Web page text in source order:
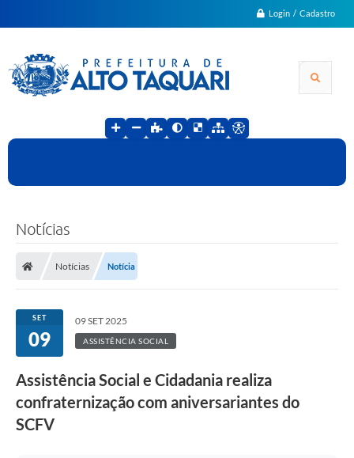
Login / Cadastro
Notícias
Notícias Notícia
SET
09
09 SET 2025
ASSISTÊNCIA SOCIAL
Assistência Social e Cidadania realiza
confraternização com aniversariantes do
SCFV